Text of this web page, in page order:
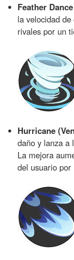
Feather
la velocidad
rivales por un
Hurricane
daño y lanza a
La mejora
del usuario